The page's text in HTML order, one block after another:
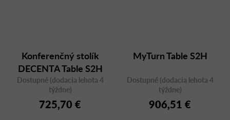
Konferenčný stolík
DECENTA Table S2H
Dostupné (dodacia lehota 4
týždne)
725,70 €
MyTurn Table S2H
Dostupné (dodacia lehota 4
týždne)
906,51 €